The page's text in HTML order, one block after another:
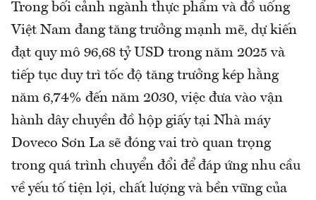
Trong bối cảnh ngành thực phẩm và đồ uống
Việt Nam đang tăng trưởng mạnh mẽ, dự kiến
đạt quy mô 96,68 tỷ USD trong năm 2025 và
tiếp tục duy trì tốc độ tăng trưởng kép hằng
năm 6,74% đến năm 2030, việc đưa vào vận
hành dây chuyền đồ hộp giấy tại Nhà máy
Doveco Sơn La sẽ đóng vai trò quan trọng
trong quá trình chuyển đổi để đáp ứng nhu cầu
về yếu tố tiện lợi, chất lượng và bền vững của